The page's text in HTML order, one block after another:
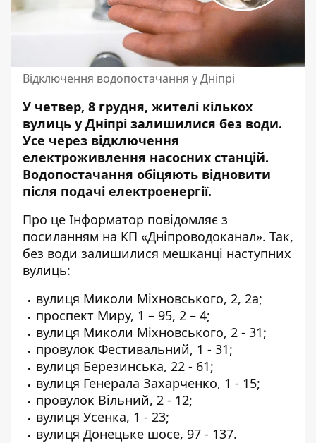
Відключення водопостачання у Дніпрі
У четвер, 8 грудня, жителі кількох
вулиць у Дніпрі залишилися без води.
Усе через відключення
електроживлення насосних станцій.
Водопостачання обіцяють відновити
після подачі електроенергії.
Про це Інформатор повідомляє з
посиланням на КП «Дніпроводоканал». Так,
без води залишилися мешканці наступних
вулиць:
вулиця Миколи Міхновського, 2, 2а;
проспект Миру, 1 – 95, 2 – 4;
вулиця Миколи Міхновського, 2 - 31;
провулок Фестивальний, 1 - 31;
вулиця Березинська, 22 - 61;
вулиця Генерала Захарченко, 1 - 15;
провулок Вільний, 2 - 12;
вулиця Усенка, 1 - 23;
вулиця Донецьке шосе, 97 - 137.